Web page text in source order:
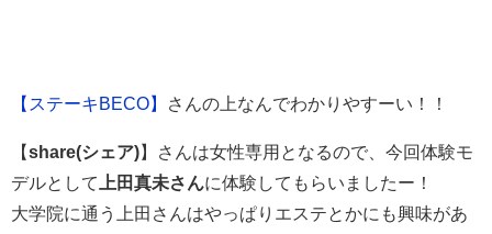
【ステーキBECO】 さんの上なんでわかりやすーい！！
【share(シェア)】さんは女性専用となるので、今回体験モ
デルとして
上田真未さんに体験してもらいましたー！
大学院に通う上田さんはやっぱりエステとかにも興味があ